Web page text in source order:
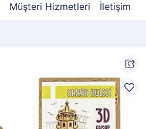
Müşteri Hizmetleri İletişim